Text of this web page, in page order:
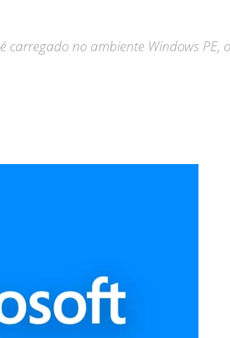
no ambiente Windows